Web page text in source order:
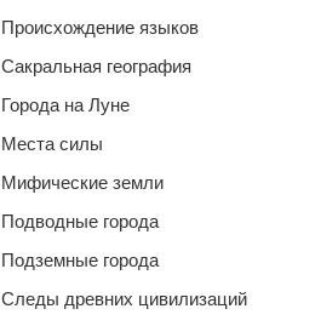
Происхождение языков
Сакральная география
Города на Луне
Места силы
Мифические земли
Подводные города
Подземные города
Следы древних цивилизаций